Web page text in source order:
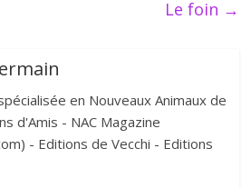
Le foin →
en Nouveaux Animaux de
d'Amis - NAC Magazine
- Editions de Vecchi - Editions